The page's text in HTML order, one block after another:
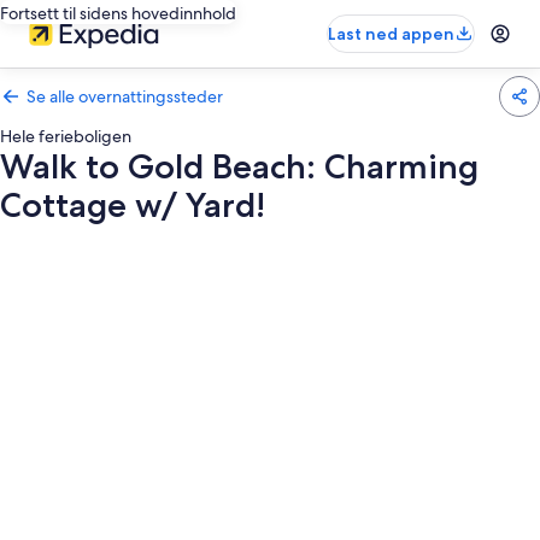
Fortsett til sidens hovedinnhold
Last ned appen
Se alle overnattingssteder
Hele ferieboligen
Walk to Gold Beach: Charming
Cottage w/ Yard!